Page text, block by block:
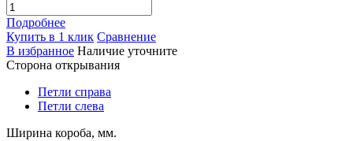
Подробнее
Купить в 1 клик Сравнение
В избранное Наличие уточните
Сторона открывания
Петли справа
Петли слева
Ширина короба, мм.